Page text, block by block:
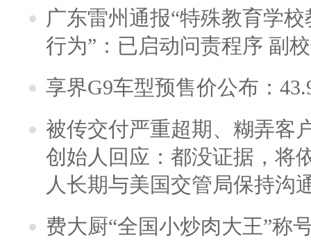
广东雷州通报“特殊教育学
行为”：已启动问责程序 副
享界G9车型预售价公布：
被传交付严重超期、糊弄客
创始人回应：都没证据，将
人长期与美国交管局保持沟
费大厨“全国小炒肉大王”称